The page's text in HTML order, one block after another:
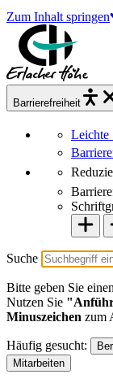
Zum Inhalt springen
Barrierefrei heit
Leichte
Suche
Bitte geben Sie
Nutzen Sie
Minuszeichen zum
Häufig gesucht:
Mitarbeiten